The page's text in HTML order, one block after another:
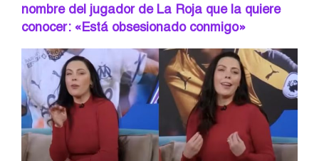
nombre del jugador de La Roja que la quiere
conocer: «Está obsesionado conmigo»